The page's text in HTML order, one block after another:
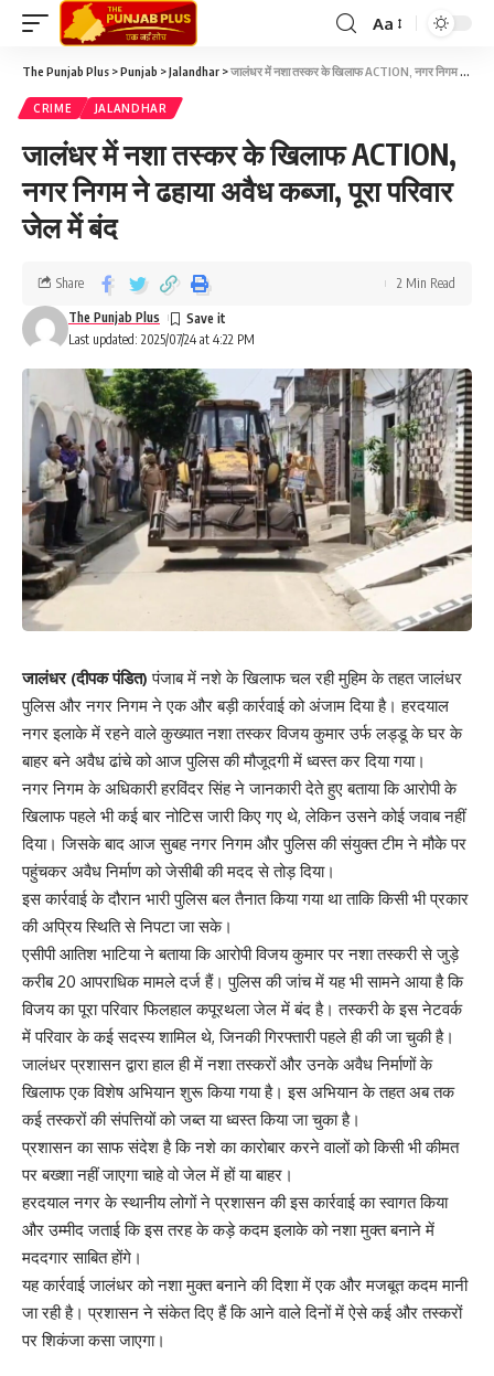
Aa
The Punjab Plus >Punjab >Jalandhar >जालंधर में नशा तस्कर के खिलाफ ACTION, नगर निगम ने ढहाया अवैध कब्जा, पूरा परिवार जेल में बंद
CRIME JALANDHAR
जालंधर में नशा तस्कर के खिलाफ ACTION,
नगर निगम ने ढहाया अवैध कब्जा, पूरा परिवार
जेल में बंद
Last updated: 2025/07/24 at 4:22 PM
The Punjab Plus
Share 2 Min Read
जालंधर (दीपक पंडित) पंजाब में नशे के खिलाफ चल रही मुहिम के तहत जालंधर
पुलिस और नगर निगम ने एक और बड़ी कार्रवाई को अंजाम दिया है। हरदयाल
नगर इलाके में रहने वाले कुख्यात नशा तस्कर विजय कुमार उर्फ लड्डू के घर के
बाहर बने अवैध ढांचे को आज पुलिस की मौजूदगी में ध्वस्त कर दिया गया।
नगर निगम के अधिकारी हरविंदर सिंह ने जानकारी देते हुए बताया कि आरोपी के
खिलाफ पहले भी कई बार नोटिस जारी किए गए थे, लेकिन उसने कोई जवाब नहीं
दिया। जिसके बाद आज सुबह नगर निगम और पुलिस की संयुक्त टीम ने मौके पर
पहुंचकर अवैध निर्माण को जेसीबी की मदद से तोड़ दिया।
इस कार्रवाई के दौरान भारी पुलिस बल तैनात किया गया था ताकि किसी भी प्रकार
की अप्रिय स्थिति से निपटा जा सके।
एसीपी आतिश भाटिया ने बताया कि आरोपी विजय कुमार पर नशा तस्करी से जुड़े
करीब 20 आपराधिक मामले दर्ज हैं। पुलिस की जांच में यह भी सामने आया है कि
विजय का पूरा परिवार फिलहाल कपूरथला जेल में बंद है। तस्करी के इस नेटवर्क
में परिवार के कई सदस्य शामिल थे, जिनकी गिरफ्तारी पहले ही की जा चुकी है।
जालंधर प्रशासन द्वारा हाल ही में नशा तस्करों और उनके अवैध निर्माणों के
खिलाफ एक विशेष अभियान शुरू किया गया है। इस अभियान के तहत अब तक
कई तस्करों की संपत्तियों को जब्त या ध्वस्त किया जा चुका है।
प्रशासन का साफ संदेश है कि नशे का कारोबार करने वालों को किसी भी कीमत
पर बख्शा नहीं जाएगा चाहे वो जेल में हों या बाहर।
हरदयाल नगर के स्थानीय लोगों ने प्रशासन की इस कार्रवाई का स्वागत किया
और उम्मीद जताई कि इस तरह के कड़े कदम इलाके को नशा मुक्त बनाने में
मददगार साबित होंगे।
यह कार्रवाई जालंधर को नशा मुक्त बनाने की दिशा में एक और मजबूत कदम मानी
जा रही है। प्रशासन ने संकेत दिए हैं कि आने वाले दिनों में ऐसे कई और तस्करों
पर शिकंजा कसा जाएगा।